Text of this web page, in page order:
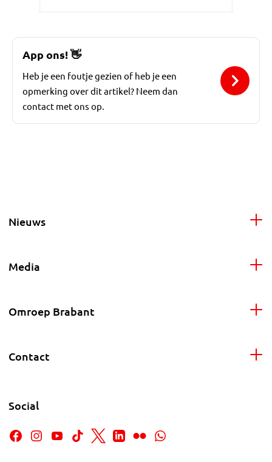
App ons!👋
Heb je een foutje gezien of heb je een
opmerking over dit artikel? Neem dan
contact met ons op.
Nieuws
Media
Omroep Brabant
Contact
Social